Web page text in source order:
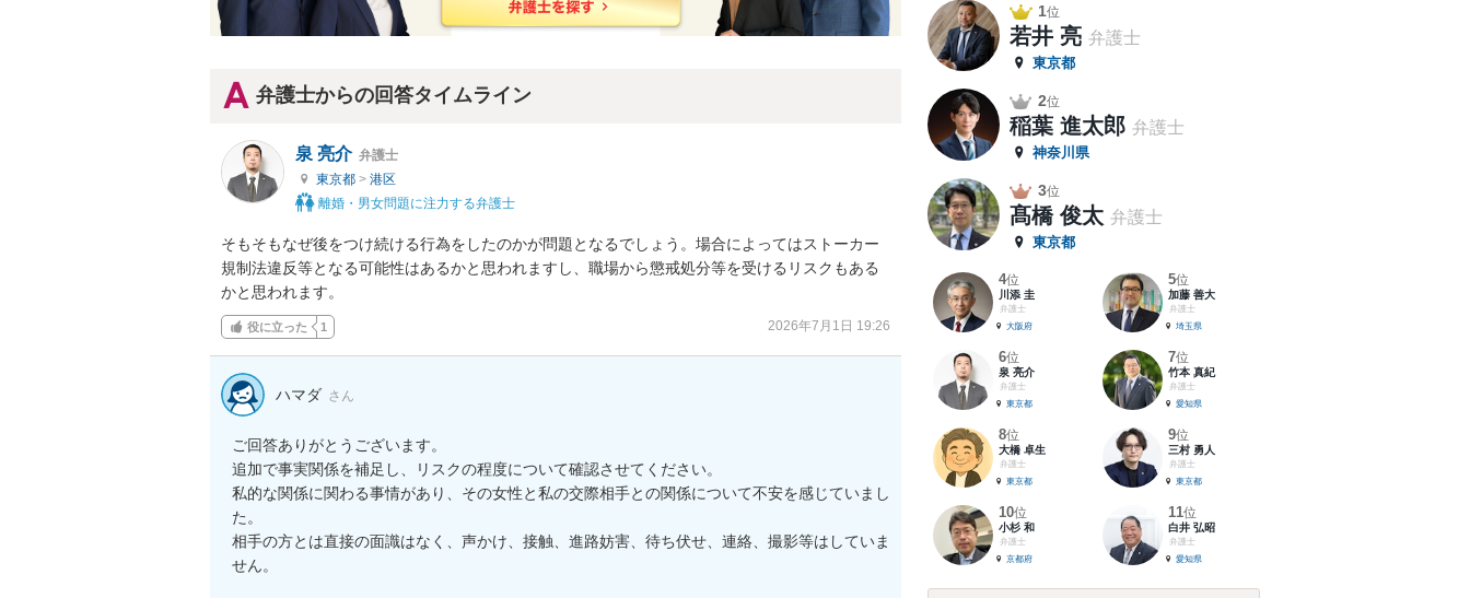
弁護士からの回答タイムライン
泉 亮介 弁護士
東京都 > 港区
離婚・男女問題に注力する弁護士
そもそもなぜ後をつけ続ける行為をしたのかが問題となるでしょう。場合によってはストーカー
規制法違反等となる可能性はあるかと思われますし、職場から懲戒処分等を受けるリスクもある
かと思われます。
役に立った 1 2026年7月1日 19:26
ハマダ さん
ご回答ありがとうございます。
追加で事実関係を補足し、リスクの程度について確認させてください。
私的な関係に関わる事情があり、その女性と私の交際相手との関係について不安を感じていまし
た。
相手の方とは直接の面識はなく、声かけ、接触、進路妨害、待ち伏せ、連絡、撮影等はしていま
せん。
1位
若井 亮 弁護士
東京都
2位
稲葉 進太郎 弁護士
神奈川県
3位
髙橋 俊太 弁護士
東京都
4位
川添 圭
弁護士
大阪府
5位
加藤 善大
弁護士
埼玉県
6位
泉 亮介
弁護士
東京都
7位
竹本 真紀
弁護士
愛知県
8位
大橋 卓生
弁護士
東京都
9位
三村 勇人
弁護士
東京都
10位
小杉 和
弁護士
京都府
11位
白井 弘昭
弁護士
愛知県